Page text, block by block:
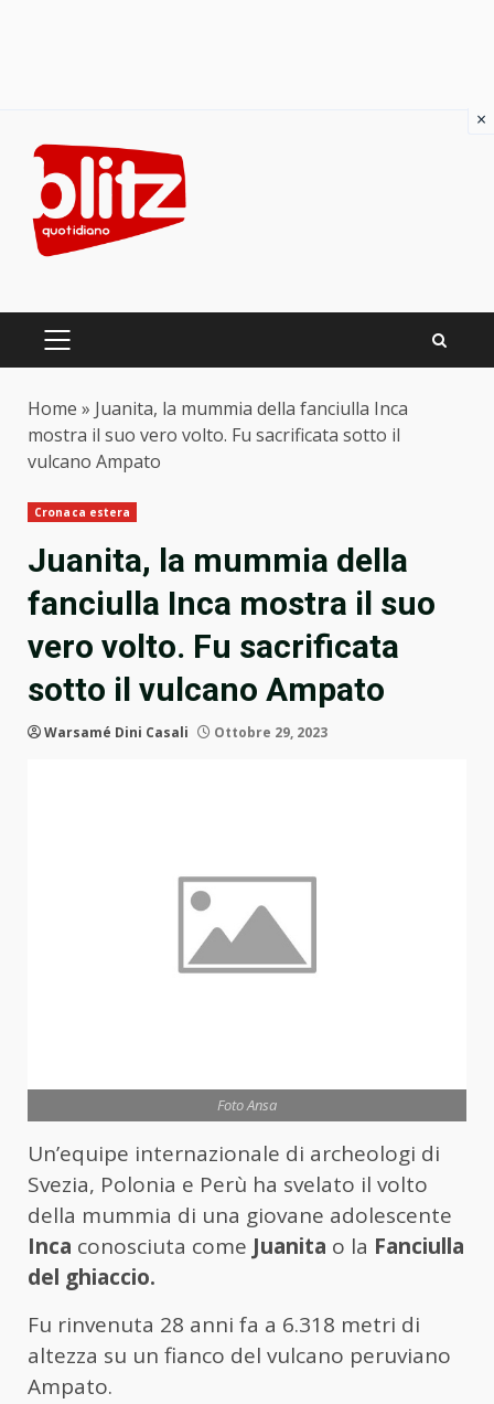
content
PRIMARY
Home » Juanita, la mummia della fanciulla Inca
mostra il suo vero volto. Fu sacrificata sotto il
vulcano Ampato
Cronaca estera
Juanita, la mummia della
fanciulla Inca mostra il suo
vero volto. Fu sacrificata
sotto il vulcano Ampato
Warsamé Dini Casali Ottobre 29, 2023
Foto Ansa
Un’equipe internazionale di archeologi di
Svezia, Polonia e Perù ha svelato il volto
della mummia di una giovane adolescente
Inca conosciuta come Juanita o la Fanciulla
del ghiaccio.
Fu rinvenuta 28 anni fa a 6.318 metri di
altezza su un fianco del vulcano peruviano
Ampato.
×